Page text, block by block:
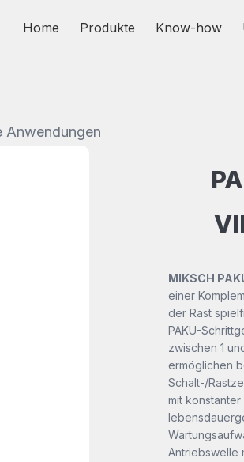
Home Produkte Know-how
Anwendungen
MIKSCH
einer
der Rast
PAKU-
zwischen 1
ermöglichen
Schalt-/
mit
Antriebswelle